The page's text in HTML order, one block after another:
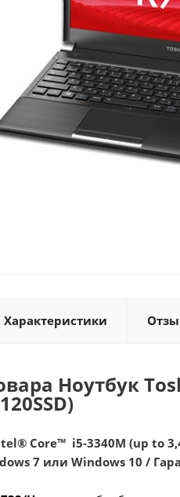
Характеристики
Ноутбук
Core™ i5-3340M (up to
7 или Windows 10 /